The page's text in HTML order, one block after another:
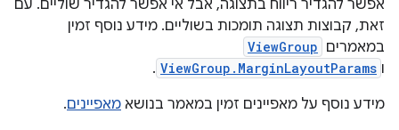
אפשר להגדיר ריווח בתצוגה, אבל אי אפשר להגדיר שוליים. עם
זאת, קבוצות תצוגה תומכות בשוליים. מידע נוסף זמין
במאמרים ViewGroup
ו ViewGroup.MarginLayoutParams
.
מידע נוסף על מאפיינים זמין במאמר בנושא מאפיינים.